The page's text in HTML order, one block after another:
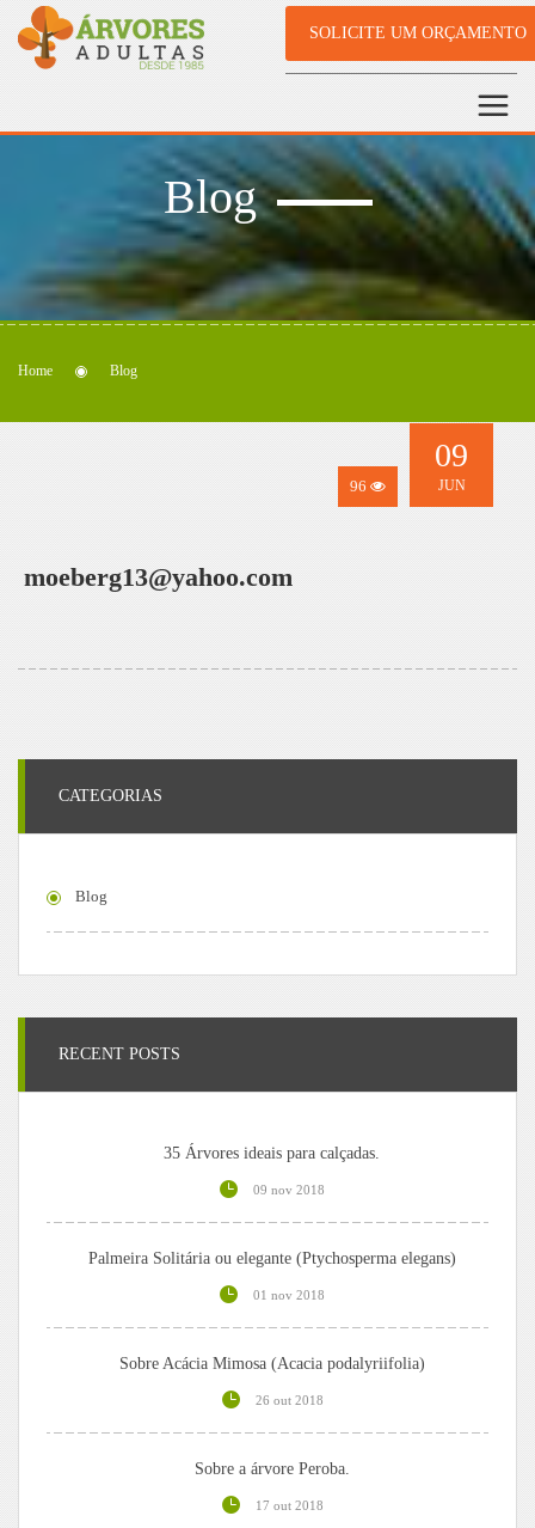
SOLICITE UM ORÇAMENTO
Blog
Home Blog
96
09
JUN
moeberg13@yahoo.com
CATEGORIAS
Blog
RECENT POSTS
35 Árvores ideais para calçadas.
09 nov 2018
Palmeira Solitária ou elegante (Ptychosperma elegans)
01 nov 2018
Sobre Acácia Mimosa (Acacia podalyriifolia)
26 out 2018
Sobre a árvore Peroba.
17 out 2018